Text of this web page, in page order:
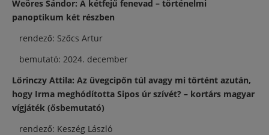
Weöres Sándor: A kétfejű fenevad – történelmi
panoptikum két részben
rendező: Szőcs Artur
bemutató: 2024. december
Lőrinczy Attila: Az üvegcipőn túl avagy mi történt azután,
hogy Irma meghódította Sipos úr szívét? – kortárs magyar
vígjáték (ősbemutató)
rendező: Keszég László